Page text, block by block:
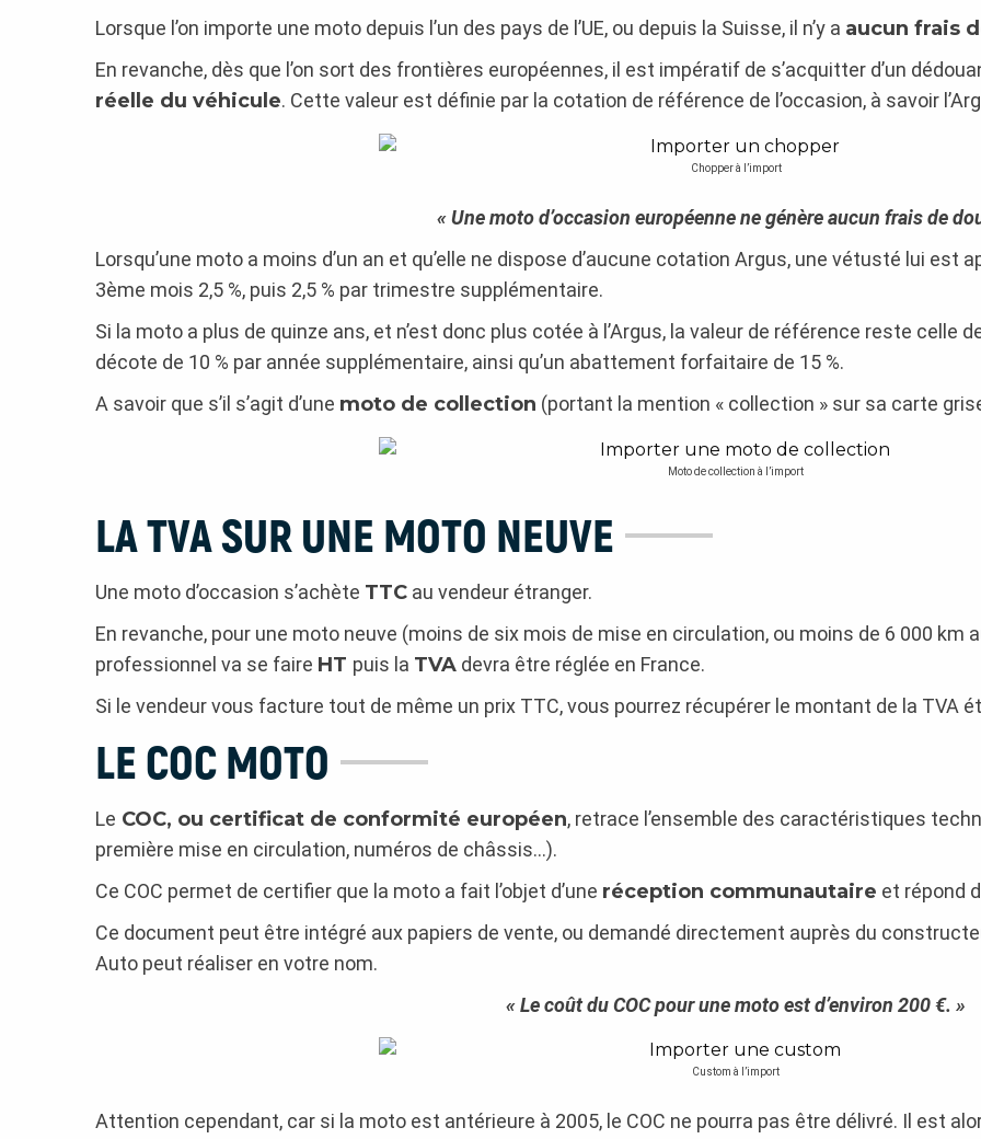
Lorsque l’on importe une moto depuis l’un des pays de l’UE, ou depuis la Suisse, il n’y a aucun frais
En revanche, dès que l’on sort des frontières européennes, il est impératif de s’acquitter d’un
réelle du véhicule. Cette valeur est définie par la cotation de référence de l’occasion, à savoir
Chopper à l’import
« Une moto d’occasion européenne ne génère aucun frais de
Lorsqu’une moto a moins d’un an et qu’elle ne dispose d’aucune cotation Argus, une vétusté lui est
3ème mois 2,5 %, puis 2,5 % par trimestre supplémentaire.
Si la moto a plus de quinze ans, et n’est donc plus cotée à l’Argus, la valeur de référence reste celle
décote de 10 % par année supplémentaire, ainsi qu’un abattement forfaitaire de 15 %.
A savoir que s’il s’agit d’une moto de collection (portant la mention « collection » sur sa carte
Moto de collection à l’import
LA TVA SUR UNE MOTO NEUVE
Une moto d’occasion s’achète TTC au vendeur étranger.
En revanche, pour une moto neuve (moins de six mois de mise en circulation, ou moins de 6 000 km
professionnel va se faire HT puis la TVA devra être réglée en France.
Si le vendeur vous facture tout de même un prix TTC, vous pourrez récupérer le montant de la TVA
LE COC MOTO
Le COC, ou certificat de conformité européen, retrace l’ensemble des caractéristiques
première mise en circulation, numéros de châssis…).
Ce COC permet de certifier que la moto a fait l’objet d’une réception communautaire et répond
Ce document peut être intégré aux papiers de vente, ou demandé directement auprès du
Auto peut réaliser en votre nom.
« Le coût du COC pour une moto est d’environ 200 €. »
Custom à l’import
Attention cependant, car si la moto est antérieure à 2005, le COC ne pourra pas être délivré. Il est